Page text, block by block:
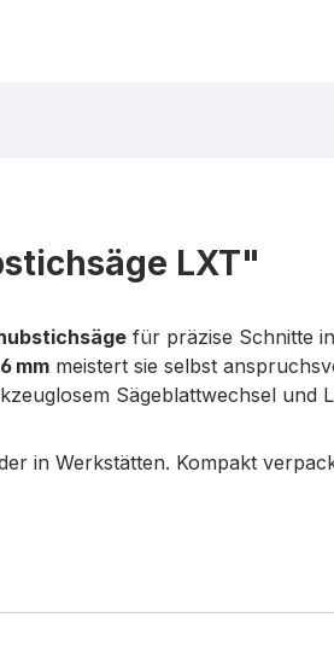
LXT"
für präzise Schnitte
mm meistert sie selbst
Sägeblattwechsel
in Werkstätten. Kompakt